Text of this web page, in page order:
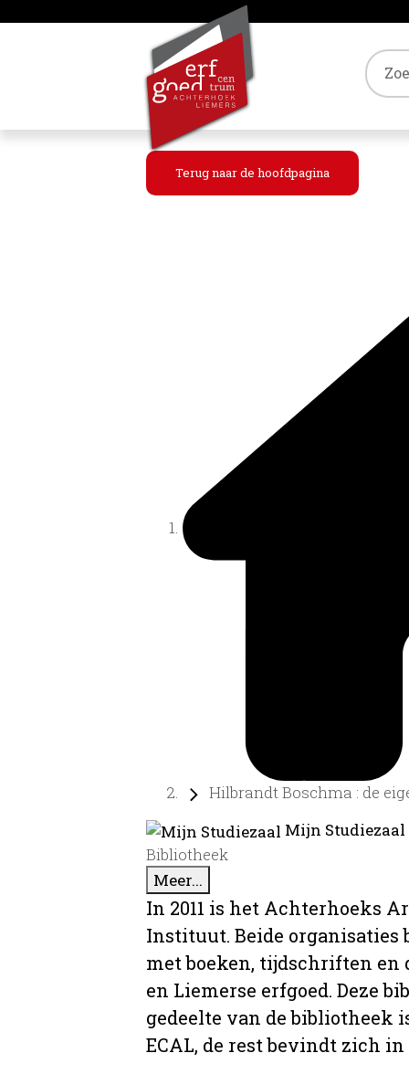
Terug naar de hoofdpagina
Hilbrandt Boschma : de
Mijn
Bibliotheek
Meer...
In 2011 is het Achterhoeks
Instituut. Beide organisaties
met boeken, tijdschriften
en Liemerse erfgoed. Deze
gedeelte van de bibliotheek
ECAL, de rest bevindt zich